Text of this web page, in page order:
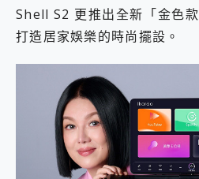
Shell S2 更推出全新「金色
打造居家娛樂的時尚擺設。